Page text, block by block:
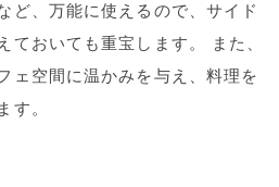
ど、万能に使えるので、サイド
ておいても重宝します。 また、
ェ空間に温かみを与え、料理を
す。